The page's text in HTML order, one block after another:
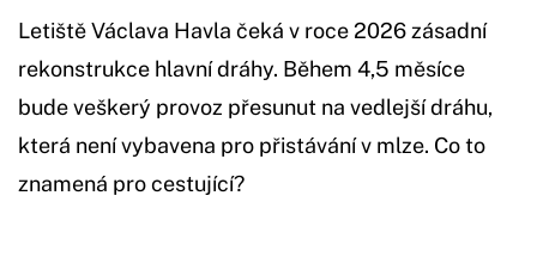
Letiště Václava Havla čeká v roce 2026 zásadní
rekonstrukce hlavní dráhy. Během 4,5 měsíce
bude veškerý provoz přesunut na vedlejší dráhu,
která není vybavena pro přistávání v mlze. Co to
znamená pro cestující?